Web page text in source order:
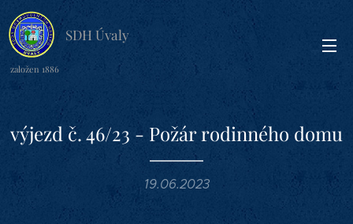
SDH Úvaly
založen 1886
výjezd č. 46/23 - Požár rodinného domu
19.06.2023